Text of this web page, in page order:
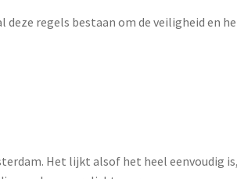
regels bestaan om de veiligheid en
Het lijkt alsof het heel eenvoudig